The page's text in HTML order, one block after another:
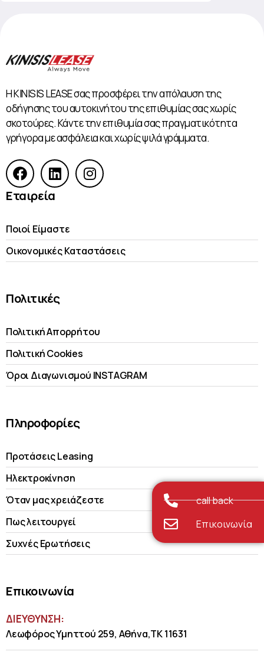
Η KINISIS LEASE σας προσφέρει την απόλαυση της
οδήγησης του αυτοκινήτου της επιθυμίας σας χωρίς
σκοτούρες. Κάντε την επιθυμία σας πραγματικότητα
γρήγορα με ασφάλεια και χωρίς ψιλά γράμματα.
Εταιρεία
Ποιοί Είμαστε
Οικονομικές Kαταστάσεις
Πολιτικές
Πολιτική Απορρήτου
Πολιτική Cookies
Όροι Διαγωνισμού INSTAGRAM
Πληροφορίες
Προτάσεις Leasing
Ηλεκτροκίνηση
Όταν μας χρειάζεστε
Πως λειτουργεί
Συχνές Ερωτήσεις
Επικοινωνία
ΔΙΕΥΘΥΝΣΗ:
Λεωφόρος Υμηττού 259, Αθήνα,ΤΚ 11631
call back
Επικοινωνία